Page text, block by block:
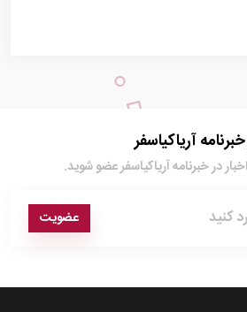
آریاکیاسفر
در خبرنامه آریاکیاسفر عضو شوید.
عضویت